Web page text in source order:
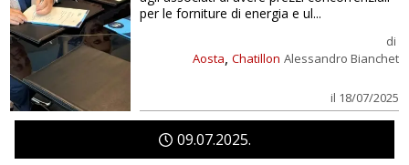
Aosta, Chatillon
di
Alessandro Bianchet
il 18/07/2025
per le forniture di energia e ul...
0907 2025